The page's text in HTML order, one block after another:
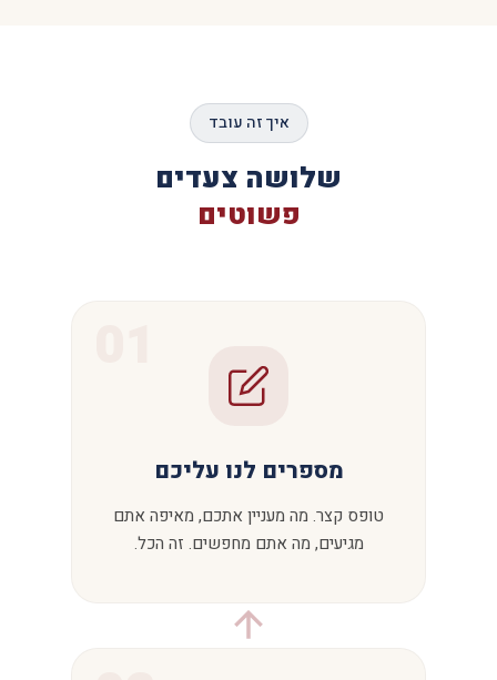
איך זה עובד
שלושה צעדים
פשוטים
מספרים לנו עליכם
טופס קצר. מה מעניין אתכם, מאיפה אתם
מגיעים, מה אתם מחפשים. זה הכל.